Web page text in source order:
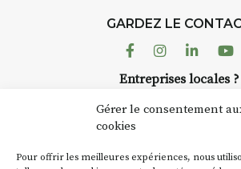
Gérer le consentement
cookies
Pour offrir les meilleures expériences, nous
AuzonToujours
dans le village.
caves, les granges
Fumoir est l’un de
d’autres activités
GARDEZ LE
FacebookInstagram
Linkedin
Entreprises locales ?